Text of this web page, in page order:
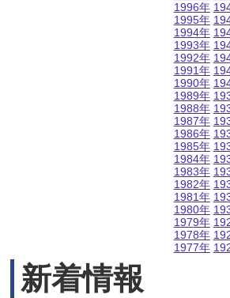
1996年
1995年
1994年
1993年
1992年
1991年
1990年
1989年
1988年
1987年
1986年
1985年
1984年
1983年
1982年
1981年
1980年
1979年
1978年
1977年
新着情報